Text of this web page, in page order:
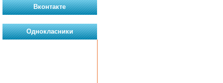
Вконтакте
Однокласники